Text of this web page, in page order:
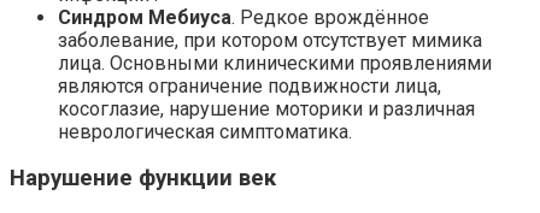
Синдром Мебиуса. Редкое врождённое
заболевание, при котором отсутствует мимика
лица. Основными клиническими проявлениями
являются ограничение подвижности лица,
косоглазие, нарушение моторики и различная
неврологическая симптоматика.
Нарушение функции век